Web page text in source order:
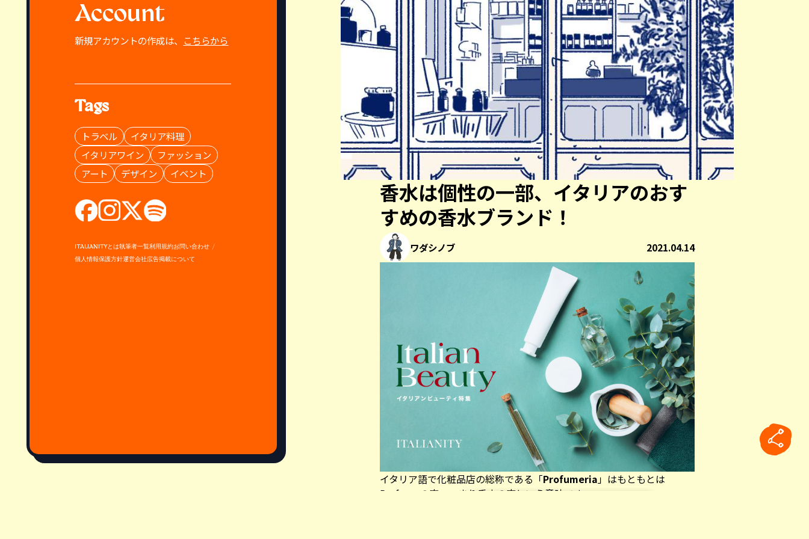
Account
新規アカウントの作成は、 こちらから
Tags
トラベル
イタリア料理
イタリアワイン
ファッション
アート
デザイン イベント
ITALIANITYとは執筆者一覧利用規約お問い合わせ
個人情報保護方針運営会社広告掲載について
香水は個性の一部、イタリアのおす
すめの香水ブランド！
ワダシノブ 2021.04.14
イタリア語で化粧品店の総称である「Profumeria」はもともとは
Profumoの店、つまり香水の店という意味です。